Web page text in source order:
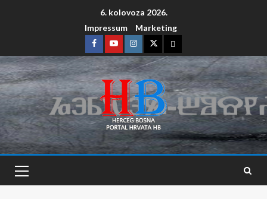
6. kolovoza 2026.
Impressum
Marketing